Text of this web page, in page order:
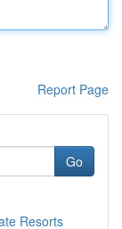
Report Page
Go
Resorts